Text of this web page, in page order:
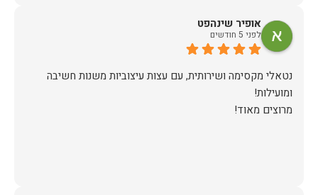
אופיר שינהפט
לפני 5 חודשים
נטאלי מקסימה ושירותית, עם עצות עיצוביות משנות חשיבה
מרוצים מאוד!